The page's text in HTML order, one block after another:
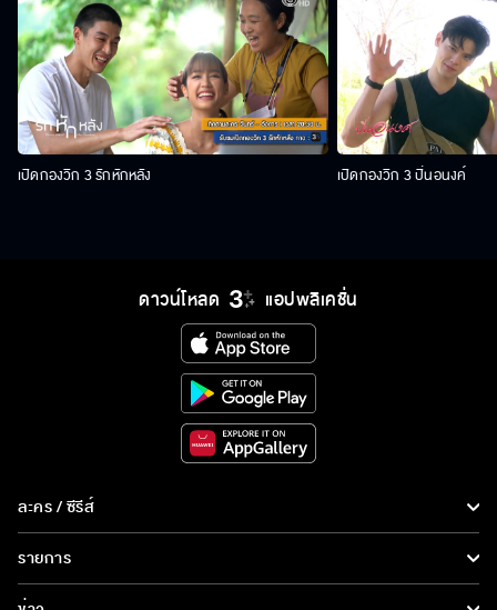
เปิดกองวิก 3 รักหักหลัง เปิดกองวิก 3 ปิ่นอนงค์
ดาวน์โหลด แอปพลิเคชั่น
ละคร / ซีรีส์
ละคร/ซีรีส์
ซีรีส์นานาชาติ
รายการ
รายการทั้งหมด